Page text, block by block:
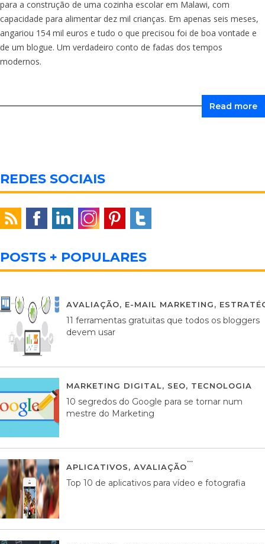
para a construção de uma cozinha escolar em Malawi, com
capacidade para alimentar dez mil crianças. Em apenas seis meses,
angariou 154 mil euros e tudo o que precisou foi de boa vontade e
de um blogue. Um verdadeiro conto de fadas dos tempos
modernos.
Read more
REDES SOCIAIS
POSTS + POPULARES
AVALIAÇÃO, E-MAIL MARKETING,
11 ferramentas gratuitas que todos os bloggers
devem usar
MARKETING DIGITAL, SEO, TECNOLOGIA
10 segredos do Google para se tornar num
mestre do Marketing
APLICATIVOS, AVALIAÇÃO
Top 10 de aplicativos para vídeo e fotografia